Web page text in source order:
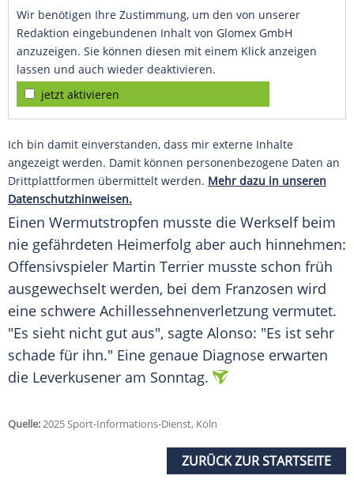
Wir benötigen Ihre Zustimmung, um den von unserer
Redaktion eingebundenen Inhalt von Glomex GmbH
anzuzeigen. Sie können diesen mit einem Klick anzeigen
lassen und auch wieder deaktivieren.
jetzt aktivieren
Ich bin damit einverstanden, dass mir externe Inhalte
angezeigt werden. Damit können personenbezogene Daten an
Drittplattformen übermittelt werden. Mehr dazu in unseren
Datenschutzhinweisen.
Einen Wermutstropfen musste die Werkselfbeim
nie gefährdeten Heimerfolg aber auch hinnehmen:
Offensivspieler Martin Terrier musste schon früh
ausgewechselt werden, bei dem Franzosen wird
eine schwere Achillessehnenverletzung vermutet.
"Es sieht nicht gut aus", sagte Alonso: "Es ist sehr
schade für ihn." Eine genaue Diagnose erwarten
die Leverkusener am Sonntag.
Quelle:2025 Sport-Informations-Dienst, Köln
ZURÜCK ZUR STARTSEITE